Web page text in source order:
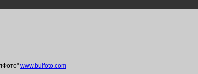
www.bulfoto.com